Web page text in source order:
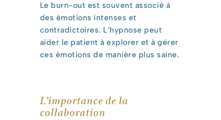
Le burn-out est souvent associé à
des émotions intenses et
contradictoires. L’hypnose peut
aider le patient à explorer et à gérer
ces émotions de manière plus saine.
L’importance de la
collaboration